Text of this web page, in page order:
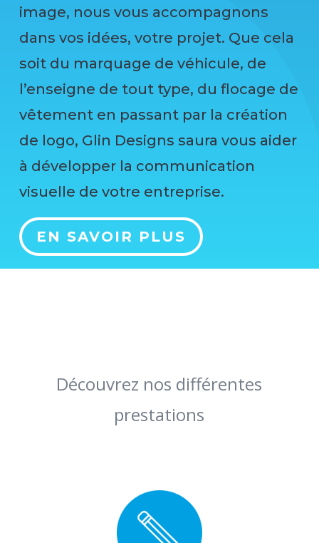
image, nous vous accompagnons
dans vos idées, votre projet. Que cela
soit du marquage de véhicule, de
l’enseigne de tout type, du flocage de
vêtement en passant par la création
de logo, Glin Designs saura vous aider
à développer la communication
visuelle de votre entreprise.
EN SAVOIR PLUS
Découvrez nos différentes
prestations